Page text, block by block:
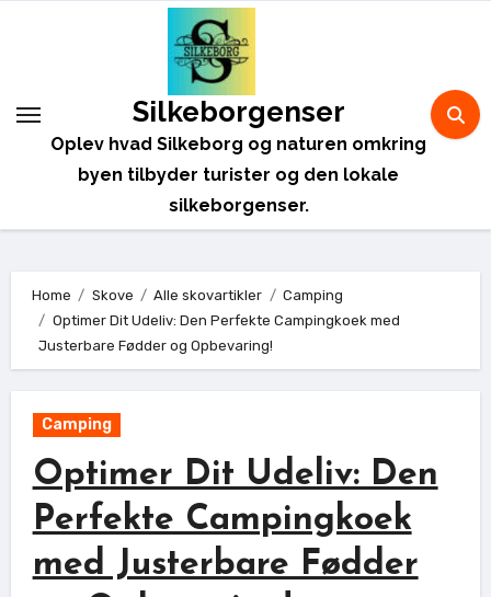
Silkeborgenser
Oplev hvad Silkeborg og naturen omkring
byen tilbyder turister og den lokale
silkeborgenser.
Home Skove Alle skovartikler
Camping
Optimer Dit Udeliv: Den Perfekte Campingkoek med
Justerbare Fødder og Opbevaring!
Camping
Optimer Dit Udeliv: Den
Perfekte Campingkoek
med Justerbare Fødder